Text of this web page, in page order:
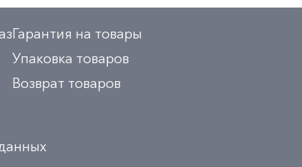
Гарантия на товары
Упаковка товаров
Возврат товаров